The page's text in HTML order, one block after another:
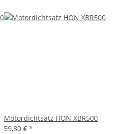
Motordichtsatz HON XBR500
59,80 € *